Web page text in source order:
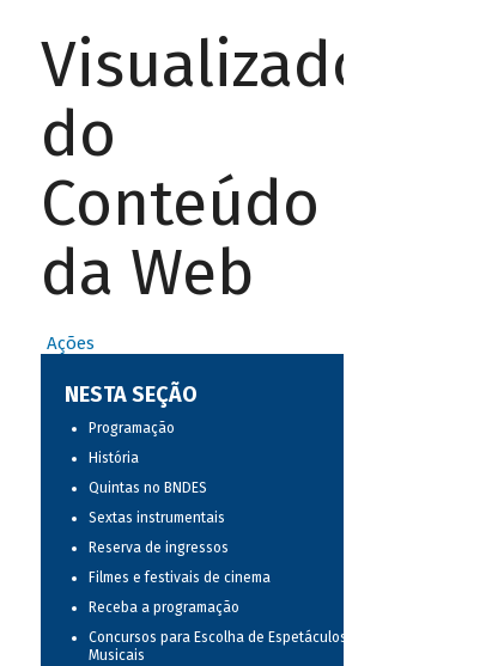
Visualizador
do
Conteúdo
da Web
Ações
NESTA SEÇÃO
Programação
História
Quintas no BNDES
Sextas instrumentais
Reserva de ingressos
Filmes e festivais de cinema
Receba a programação
Concursos para Escolha de Espetáculos
Musicais